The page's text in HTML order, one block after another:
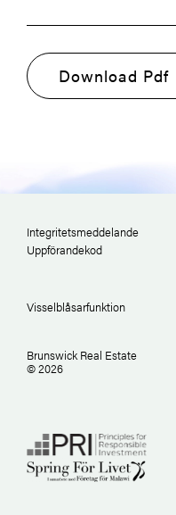
Download Pdf
Integritetsmeddelande
Uppförandekod
Visselblåsarfunktion
Brunswick Real Estate
© 2026